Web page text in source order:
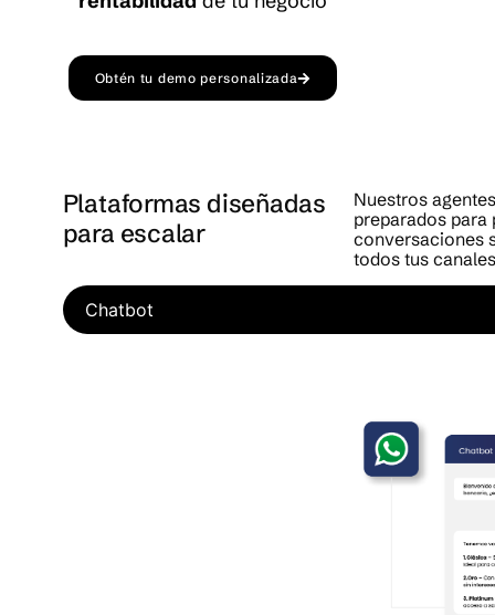
Obtén tu demo personalizada
Plataformas diseñadas
para escalar
Nuestros
preparados para
conversaciones
todos tus
Chatbot